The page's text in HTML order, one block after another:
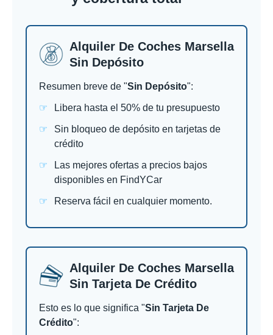
Alquiler De Coches Marsella
Sin Depósito
Resumen breve de "Sin Depósito":
Libera hasta el 50% de tu presupuesto
Sin bloqueo de depósito en tarjetas de
crédito
Las mejores ofertas a precios bajos
disponibles en FindYCar
Reserva fácil en cualquier momento.
Alquiler De Coches Marsella
Sin Tarjeta De Crédito
Esto es lo que significa "Sin Tarjeta De
Crédito":